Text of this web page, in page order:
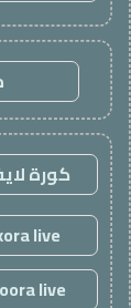
كورة
live
live